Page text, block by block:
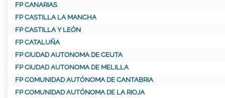
FP CANARIAS
FP CASTILLA LA MANCHA
FP CASTILLA Y LEÓN
FP CATALUÑA
FP CIUDAD AUTONOMA DE CEUTA
FP CIUDAD AUTONOMA DE MELILLA
FP COMUNIDAD AUTÓNOMA DE CANTABRIA
FP COMUNIDAD AUTÓNOMA DE LA RIOJA